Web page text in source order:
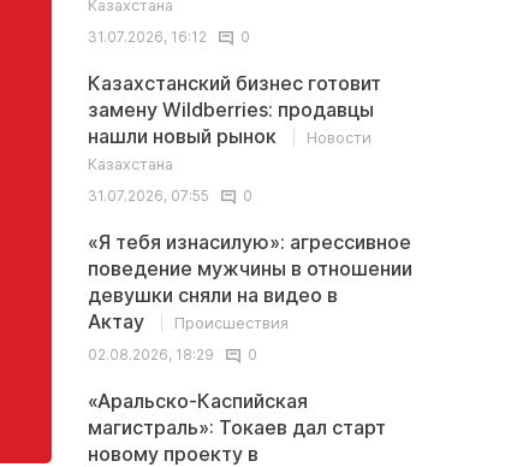
Казахстана
31.07.2026, 16:12
0
Казахстанский бизнес готовит
замену Wildberries: продавцы
нашли новый рынок
Новости
Казахстана
31.07.2026, 07:55
0
«Я тебя изнасилую»: агрессивное
поведение мужчины в отношении
девушки сняли на видео в
Актау
Происшествия
02.08.2026, 18:29
0
«Аральско-Каспийская
магистраль»: Токаев дал старт
новому проекту в